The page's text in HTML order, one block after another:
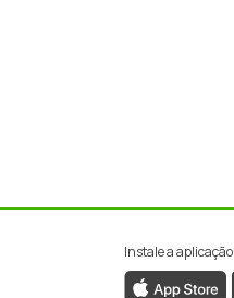
Instale a aplicação